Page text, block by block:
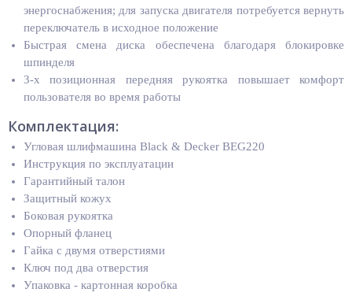
энергоснабжения; для запуска двигателя потребуется вернуть
переключатель в исходное положение
Быстрая смена диска обеспечена благодаря блокировке
шпинделя
3-х позиционная передняя рукоятка повышает комфорт
пользователя во время работы
Комплектация:
Угловая шлифмашина Black & Decker BEG220
Инструкция по эксплуатации
Гарантийный талон
Защитный кожух
Боковая рукоятка
Опорный фланец
Гайка с двумя отверстиями
Ключ под два отверстия
Упаковка - картонная коробка